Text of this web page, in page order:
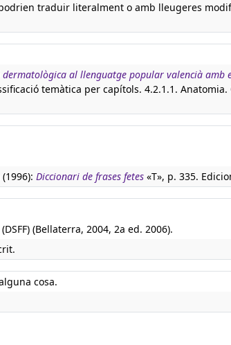
traduir literalment o amb lleugeres
dermatològica al llenguatge popular valencià amb
temàtica per capítols. 4.2.1.1.
Diccionari de frases fetes «T», p. 335.
(Bellaterra, 2004, 2a ed. 2006).
cosa.